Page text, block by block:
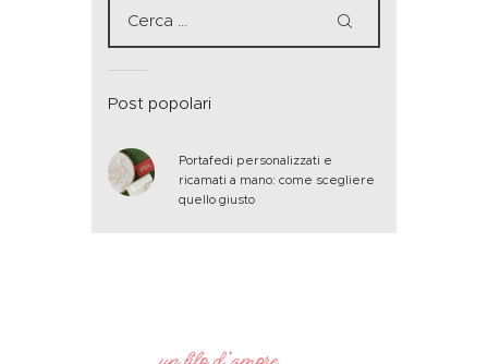
Post popolari
Portafedi personalizzati e
ricamati a mano: come scegliere
quello giusto